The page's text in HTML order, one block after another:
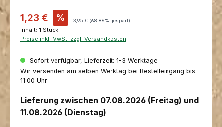
Verkaufspreis:
1,23 € % Regulärer Preis:
3,95 € (68.86% gespart)
Inhalt: 1 Stück
Preise inkl. MwSt. zzgl. Versandkosten
Sofort verfügbar, Lieferzeit: 1-3 Werktage
Wir versenden am selben Werktag bei Bestelleingang bis
11:00 Uhr
Lieferung zwischen 07.08.2026 (Freitag) und
11.08.2026 (Dienstag)